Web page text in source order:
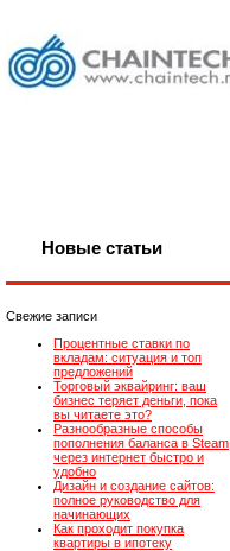
Новые статьи
Свежие записи
Процентные ставки по
вкладам: ситуация и топ
предложений
Торговый эквайринг: ваш
бизнес теряет деньги, пока
вы читаете это?
Разнообразные способы
пополнения баланса в Steam
через интернет быстро и
удобно
Дизайн и создание сайтов:
полное руководство для
начинающих
Как проходит покупка
квартиры в ипотеку